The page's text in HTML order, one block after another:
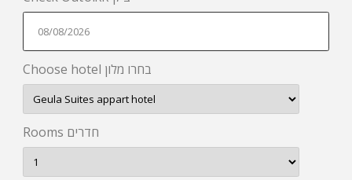
Choose hotel בחרו מלון
Rooms חדרים